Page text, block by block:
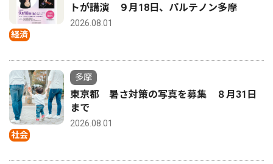
経済
トが講演 ９月18日、パルテノン多摩
2026.08.01
社会
多摩
東京都 暑さ対策の写真を募集 ８月31日
まで
2026.08.01